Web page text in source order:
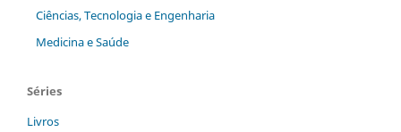
Ciências, Tecnologia e Engenharia
Medicina e Saúde
Séries
Livros